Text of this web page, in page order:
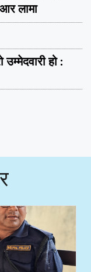
लामा
उम्मेदवारी हो :